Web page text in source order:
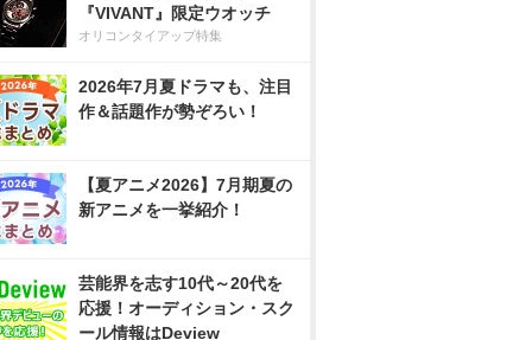
『VIVANT』限定ウオッチ
オリコンタイアップ特集
2026年7月夏ドラマも、注目
作＆話題作が勢ぞろい！
【夏アニメ2026】7月期夏の
新アニメを一挙紹介！
芸能界を志す10代～20代を
応援！オーディション・スク
ール情報はDeview